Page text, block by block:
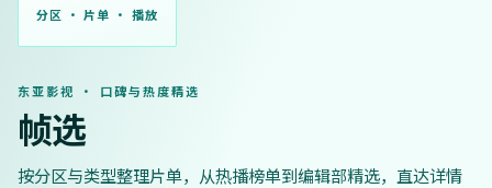
分区 · 片单 · 播放
东亚影视 · 口碑与热度精选
帧选
按分区与类型整理片单，从热播榜单到编辑部精选，直达详情